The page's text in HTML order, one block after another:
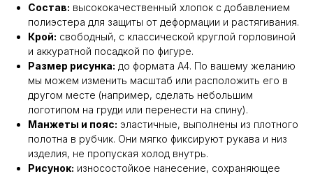
Состав: высококачественный хлопок с добавлением
полиэстера для защиты от деформации и растягивания.
Крой: свободный, с классической круглой горловиной
и аккуратной посадкой по фигуре.
Размер рисунка: до формата А4. По вашему желанию
мы можем изменить масштаб или расположить его в
другом месте (например, сделать небольшим
логотипом на груди или перенести на спину).
Манжеты и пояс: эластичные, выполнены из плотного
полотна в рубчик. Они мягко фиксируют рукава и низ
изделия, не пропуская холод внутрь.
Рисунок: износостойкое нанесение, сохраняющее